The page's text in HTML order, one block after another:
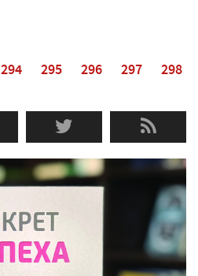
294 295 296 297 298